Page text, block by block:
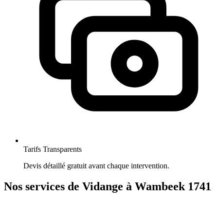
Tarifs Transparents
Devis détaillé gratuit avant chaque intervention.
Nos services de Vidange à Wambeek 1741